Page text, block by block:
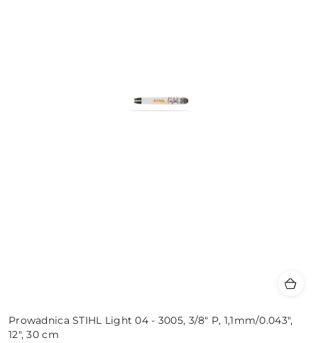
Prowadnica STIHL Light 04 - 3005, 3/8" P, 1,1mm/0.043",
12", 30 cm